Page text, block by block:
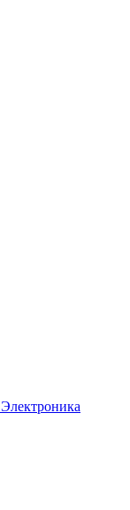
Электроника